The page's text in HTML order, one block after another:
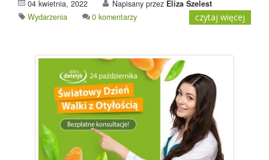
04 kwietnia, 2022 Napisany przez Eliza Szelest
Wydarzenia
0 komentarzy czytaj więcej